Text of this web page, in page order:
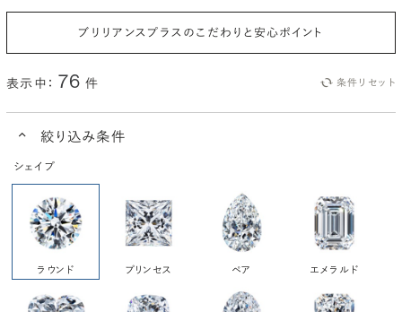
ブリリアンスプラスのこだわりと安心ポイント
表示中： 76件 条件リセット
絞り込み条件
シェイプ
ラウンド プリンセス ペア エメラルド